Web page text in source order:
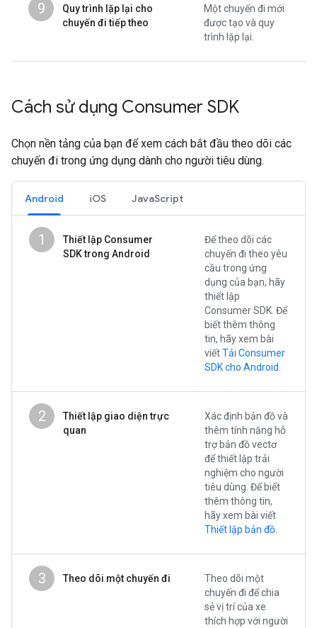
9
Quy trình lặp lại cho
chuyến đi tiếp theo
Một chuyến đi mới
được tạo và quy
trình lặp lại.
Cách sử dụng Consumer SDK
Chọn nền tảng của bạn để xem cách bắt đầu theo dõi các
chuyến đi trong ứng dụng dành cho người tiêu dùng.
Android iOS JavaScript
1
Thiết lập Consumer
SDK trong Android
Để theo dõi các
chuyến đi theo yêu
cầu trong ứng
dụng của bạn, hãy
thiết lập
Consumer SDK. Để
biết thêm thông
tin, hãy xem bài
viếtTải Consumer
SDK cho Android
2
Thiết lập giao diện trực
quan
Xác định bản đồ và
thêm tính năng hỗ
trợ bản đồ vectơ
để thiết lập trải
nghiệm cho người
tiêu dùng. Để biết
thêm thông tin,
hãy xem bài viết
Thiết lập bản đồ
3 Theo dõi một chuyến đi
Theo dõi một
chuyến đi để chia
sẻ vị trí của xe
thích hợp với người